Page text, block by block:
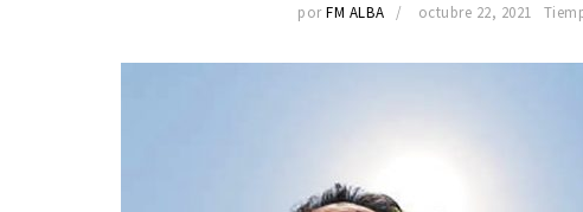
por FM ALBA octubre 22, 2021